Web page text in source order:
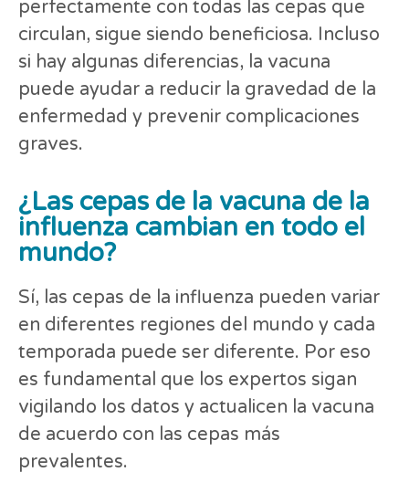
perfectamente con todas las cepas que
circulan, sigue siendo beneficiosa. Incluso
si hay algunas diferencias, la vacuna
puede ayudar a reducir la gravedad de la
enfermedad y prevenir complicaciones
graves.
¿Las cepas de la vacuna de la
influenza cambian en todo el
mundo?
Sí, las cepas de la influenza pueden variar
en diferentes regiones del mundo y cada
temporada puede ser diferente. Por eso
es fundamental que los expertos sigan
vigilando los datos y actualicen la vacuna
de acuerdo con las cepas más
prevalentes.